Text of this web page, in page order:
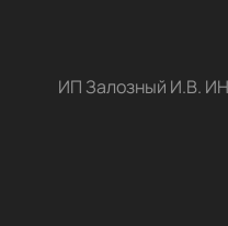
ИП Залозный И.В.